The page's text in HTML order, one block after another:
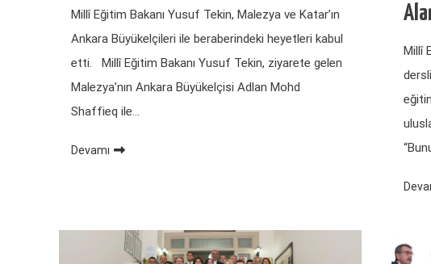
Millî Eğitim Bakanı Yusuf Tekin, Malezya ve Katar’ın
Ankara Büyükelçileri ile beraberindeki heyetleri kabul
etti. Millî Eğitim Bakanı Yusuf Tekin, ziyarete gelen
Malezya’nın Ankara Büyükelçisi Adlan Mohd
Shaffieq ile…
Devamı
Millî